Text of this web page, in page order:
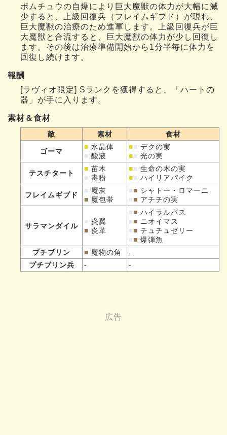
ボムチュウの自爆により巨大魔獣の体力が大幅に減
少すると、上級回復兵（フレイムギブド）が現れ、
巨大魔獣の治療のため進軍します。上級回復兵が巨
大魔獣と合流すると、巨大魔獣の体力が少し回復し
ます。その後は治療準備開始から1分半毎に体力を
回復し続けます。
報酬
[ラヴィオ限定] Sランクを獲得すると、「ハートの
器」が手に入ります。
素材＆食材
敵 素材 食材
ゴーマ
■ 水晶体
■ 酸液
■■ デクの実
■■ 光の実
テスチタート
■ 苗木
■ 毒粉
■■ 生命の木の実
■■ ハイリアパイク
フレイムギブド
■ 魔灰
■ 魔包帯
■■ シャトー・ロマーニ
■■ アチチの実
サラマンダイル
■ 炎翼
■ 炎革
■■ ハイラルバス
■■ ニオイマス
■■ チュチュゼリー
■■ 爆弾魚
プチブリン
■ 魔物の角
-
プチブリン兵
- -